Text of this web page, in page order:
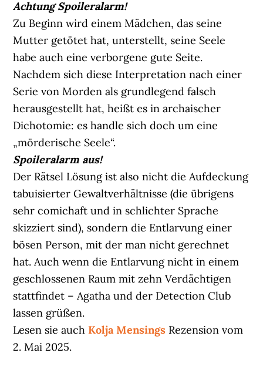
Achtung Spoileralarm!
Zu Beginn wird einem Mädchen, das seine
Mutter getötet hat, unterstellt, seine Seele
habe auch eine verborgene gute Seite.
Nachdem sich diese Interpretation nach einer
Serie von Morden als grundlegend falsch
herausgestellt hat, heißt es in archaischer
Dichotomie: es handle sich doch um eine
„mörderische Seele“.
Spoileralarm aus!
Der Rätsel Lösung ist also nicht die Aufdeckung
tabuisierter Gewaltverhältnisse (die übrigens
sehr comichaft und in schlichter Sprache
skizziert sind), sondern die Entlarvung einer
bösen Person, mit der man nicht gerechnet
hat. Auch wenn die Entlarvung nicht in einem
geschlossenen Raum mit zehn Verdächtigen
stattfindet – Agatha und der Detection Club
lassen grüßen.
Lesen sie auch Kolja Mensings Rezension vom
2. Mai 2025.